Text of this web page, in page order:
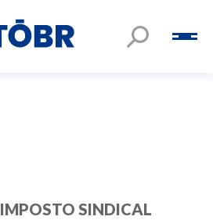
IMPOSTO SINDICAL